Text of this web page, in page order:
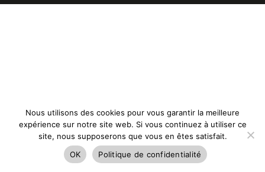
Nous utilisons des cookies pour vous garantir la meilleure
expérience sur notre site web. Si vous continuez à utiliser ce
site, nous supposerons que vous en êtes satisfait.
OK
Politique de confidentialité